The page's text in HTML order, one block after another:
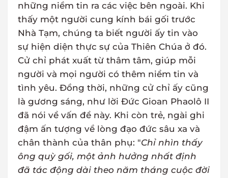
những niềm tin ra các việc bên ngoài. Khi
thấy một người cung kính bái gối trước
Nhà Tạm, chúng ta biết người ấy tin vào
sự hiện diện thực sự của Thiên Chúa ở đó.
Cử chỉ phát xuất từ thâm tâm, giúp mỗi
người và mọi người có thêm niềm tin và
tình yêu. Đồng thời, những cử chỉ ấy cũng
là gương sáng, như lời Đức Gioan Phaolô II
đã nói về vấn đề này. Khi còn trẻ, ngài ghi
đậm ấn tượng về lòng đạo đức sâu xa và
chân thành của thân phụ: "Chỉ nhìn thấy
ông quỳ gối, một ảnh hưởng nhất định
đã tác động dài theo năm tháng cuộc đời